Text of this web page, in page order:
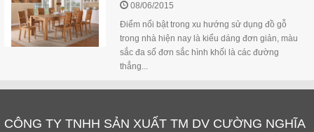
08/06/2015
Điểm nổi bật trong xu hướng sử dụng đồ gỗ
trong nhà hiện nay là kiểu dáng đơn giản, màu
sắc đa số đơn sắc hình khối là các đường
thẳng...
CÔNG TY TNHH SẢN XUẤT TM DV CƯỜNG NGHĨA